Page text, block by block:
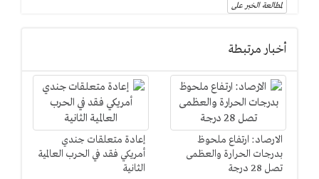
لمطالعة الخبر على
أخبار مرتبطة
الارصاد: ارتفاع ملحوظ
بدرجات الحرارة والعظمى
تصل 28 درجة
إعادة متعلقات جندي
أمريكي فقد في الحرب العالمية
الثانية